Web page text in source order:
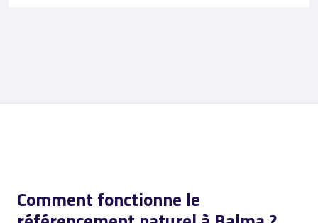
Comment fonctionne le